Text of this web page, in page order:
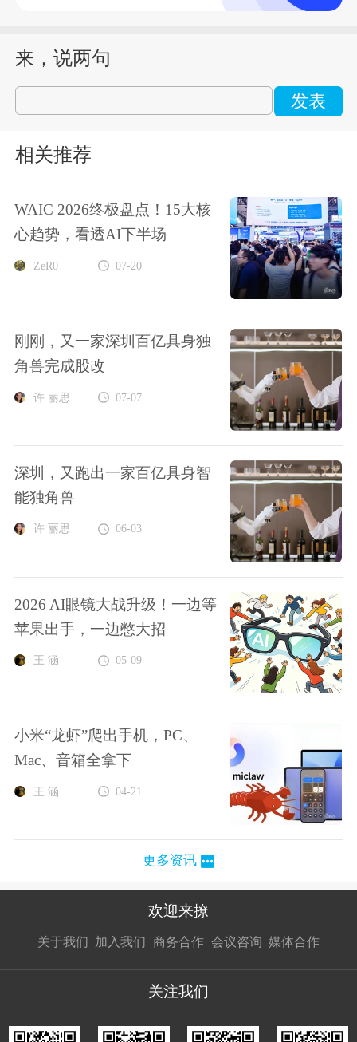
来，说两句
发表
相关推荐
WAIC 2026终极盘点！15大核
心趋势，看透AI下半场
ZeR0 07-20
刚刚，又一家深圳百亿具身独
角兽完成股改
许 丽思 07-07
深圳，又跑出一家百亿具身智
能独角兽
许 丽思 06-03
2026 AI眼镜大战升级！一边等
苹果出手，一边憋大招
王 涵 05-09
小米“龙虾”爬出手机，PC、
Mac、音箱全拿下
王 涵 04-21
更多资讯
欢迎来撩
关于我们 加入我们
接扔简历
商务合作
接开聊
会议咨询 媒体合作
接开聊
关注我们